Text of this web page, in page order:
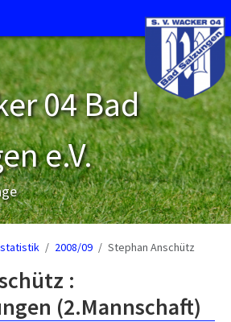
04 Bad
e.V.
2008/09 Stephan Anschütz
:
(2.Mannschaft)